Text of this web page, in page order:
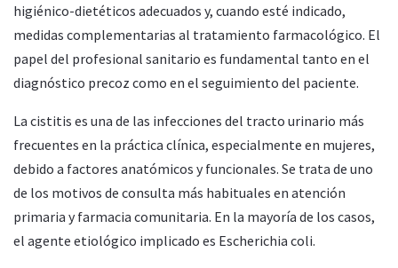
higiénico-dietéticos adecuados y, cuando esté indicado,
medidas complementarias al tratamiento farmacológico. El
papel del profesional sanitario es fundamental tanto en el
diagnóstico precoz como en el seguimiento del paciente.
La cistitis es una de las infecciones del tracto urinario más
frecuentes en la práctica clínica, especialmente en mujeres,
debido a factores anatómicos y funcionales. Se trata de uno
de los motivos de consulta más habituales en atención
primaria y farmacia comunitaria. En la mayoría de los casos,
el agente etiológico implicado es Escherichia coli.